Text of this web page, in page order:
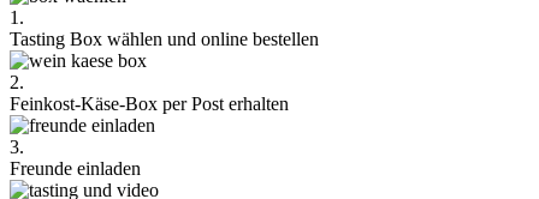
1.
Tasting Box wählen und online bestellen
2.
Feinkost-Käse-Box per Post erhalten
3.
Freunde einladen